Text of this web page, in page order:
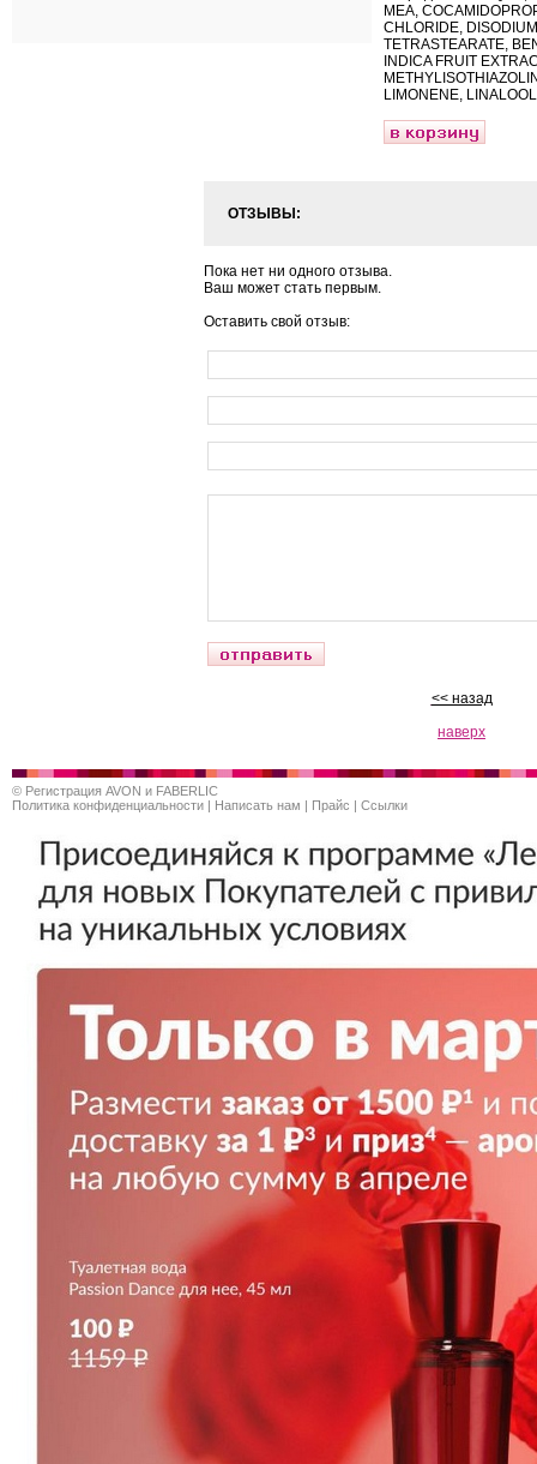
MEA,
CHLORIDE,
TETRASTEARATE,
INDICA FRUIT
LIMONENE,
ОТЗЫВЫ:
Пока нет ни одного отзыва.
Ваш может стать первым.
Оставить свой отзыв:
<< назад
наверх
© Регистрация AVON и FABERLIC
Политика конфиденциальности | Написать нам | Прайс | Ссылки